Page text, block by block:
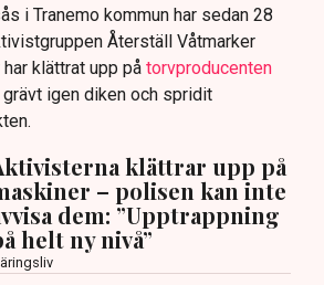
i Tranemo kommun har sedan 28
Återställ Våtmarker
klättrat upp på torvproducenten
grävt igen diken och spridit
klättrar upp på
– polisen kan inte
dem: ”Upptrappning
helt ny nivå”